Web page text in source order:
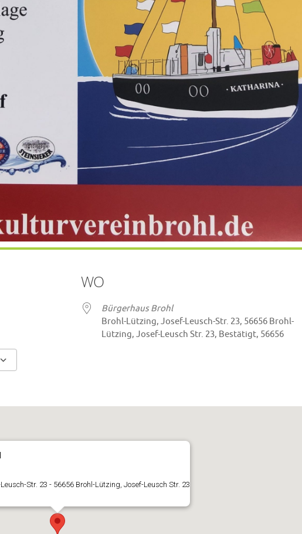
WO
Bürgerhaus Brohl
Brohl-Lützing, Josef-Leusch-Str. 23, 56656 Brohl-
Lützing, Josef-Leusch Str. 23, Bestätigt, 56656
Str. 23 - 56656 Brohl-Lützing, Josef-Leusch Str. 23